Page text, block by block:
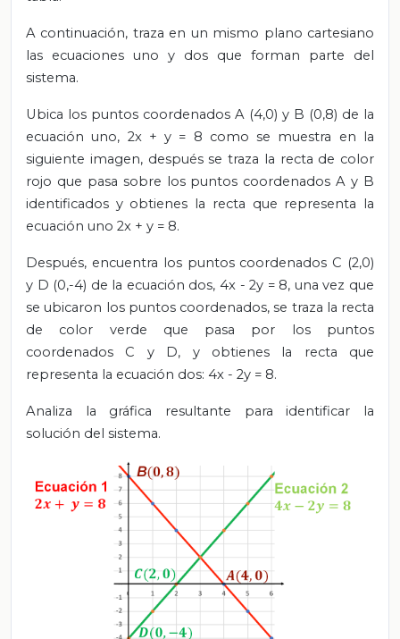
A continuación, traza en un mismo plano cartesiano
las ecuaciones uno y dos que forman parte del
sistema.
Ubica los puntos coordenados A (4,0) y B (0,8) de la
ecuación uno, 2x + y = 8 como se muestra en la
siguiente imagen, después se traza la recta de color
rojo que pasa sobre los puntos coordenados A y B
identificados y obtienes la recta que representa la
ecuación uno 2x + y = 8.
Después, encuentra los puntos coordenados C (2,0)
y D (0,-4) de la ecuación dos, 4x - 2y = 8, una vez que
se ubicaron los puntos coordenados, se traza la recta
de color verde que pasa por los puntos
coordenados C y D, y obtienes la recta que
representa la ecuación dos: 4x - 2y = 8.
Analiza la gráfica resultante para identificar la
solución del sistema.